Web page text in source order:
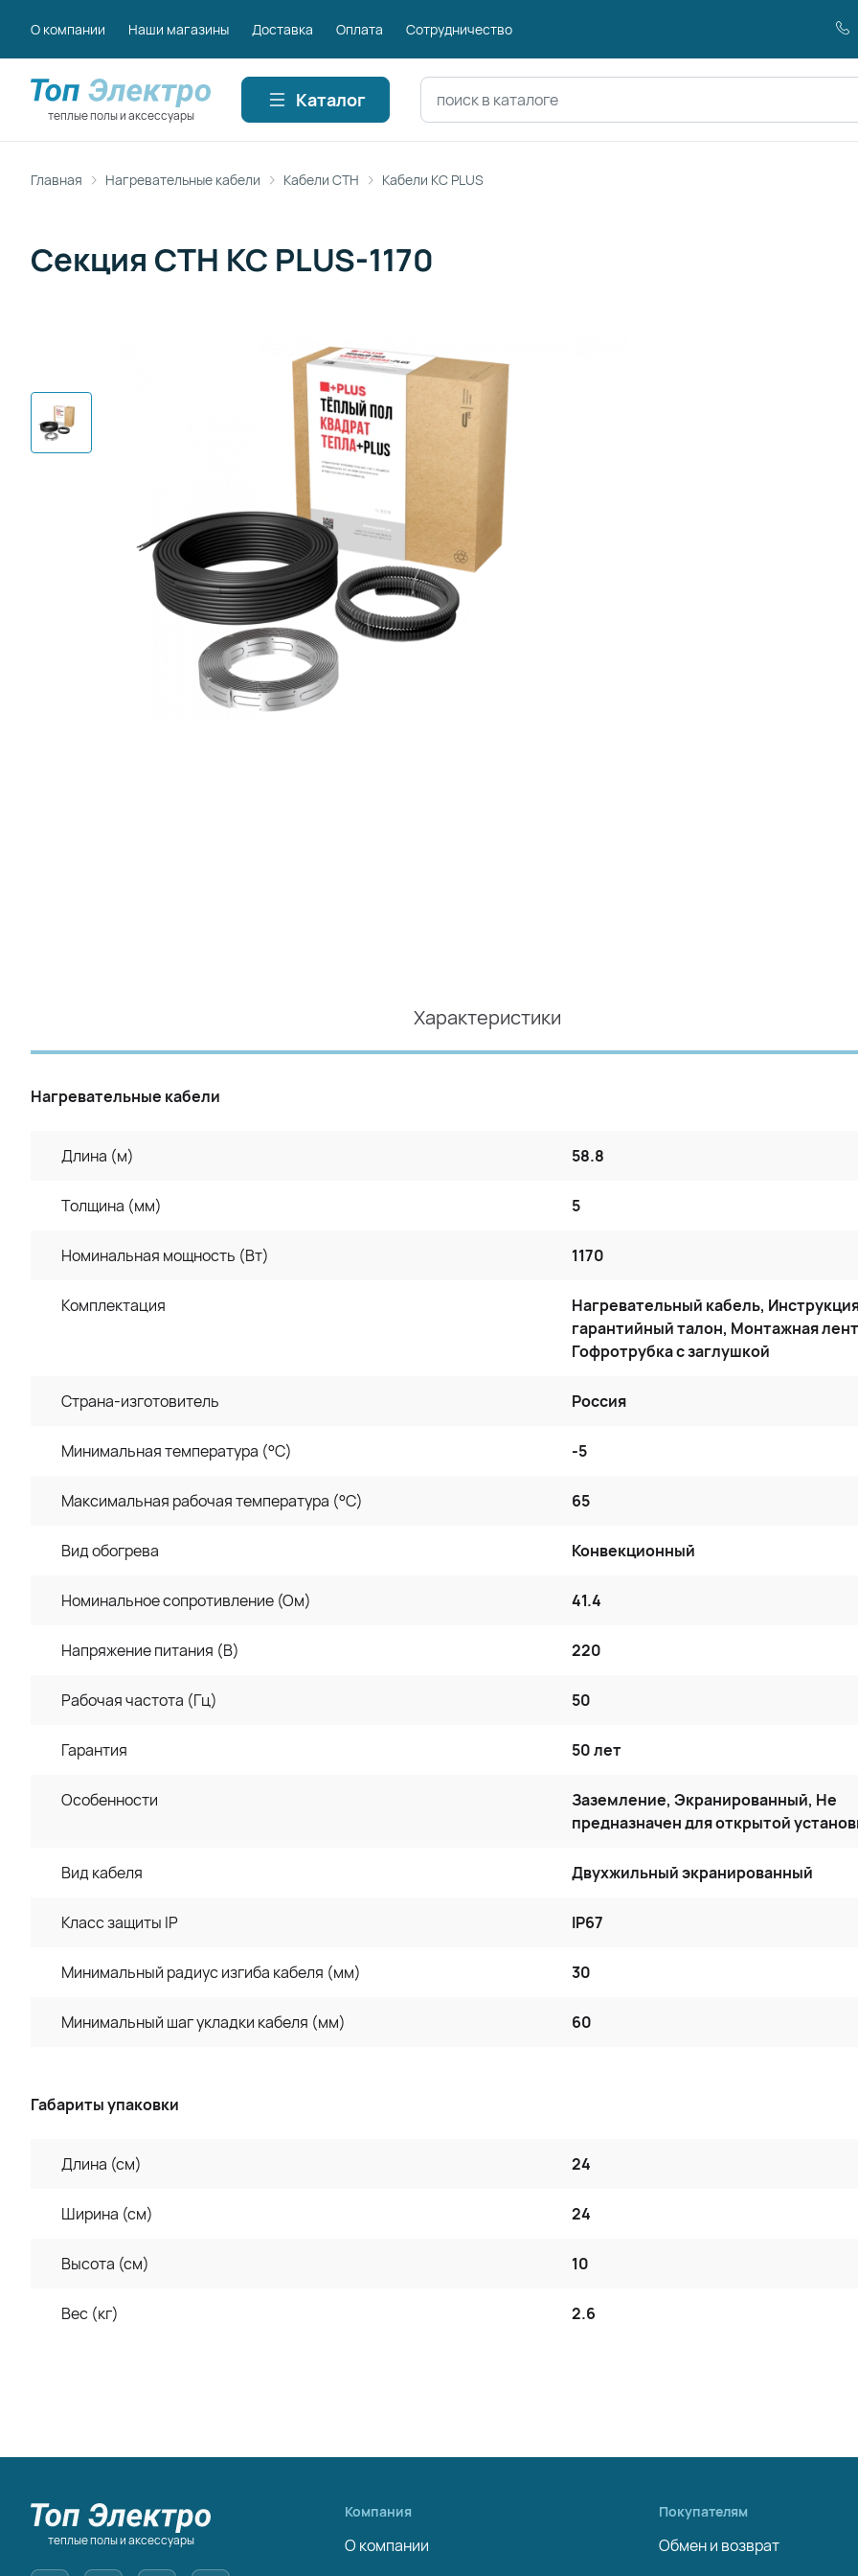
О компании Наши магазины Доставка Оплата Сотрудничество
теплые полы и аксессуары
Каталог
Поиск по каталогу
Главная Нагревательные кабели Кабели СТН Кабели КС PLUS
Секция СТН КС PLUS-1170
Характеристики
Нагревательные кабели
Длина (м) 58.8
Толщина (мм) 5
Номинальная мощность (Вт) 1170
Комплектация
Нагревательный кабель,
гарантийный талон, Монтажная
Гофротрубка с заглушкой
Страна-изготовитель Россия
Минимальная температура (°C) -5
Максимальная рабочая температура (°C) 65
Вид обогрева Конвекционный
Номинальное сопротивление (Ом) 41.4
Напряжение питания (В) 220
Рабочая частота (Гц) 50
Гарантия 50 лет
Особенности
Заземление, Экранированный, Не
предназначен для открытой
Вид кабеля Двухжильный экранированный
Класс защиты IP IP67
Минимальный радиус изгиба кабеля (мм) 30
Минимальный шаг укладки кабеля (мм) 60
Габариты упаковки
Длина (см) 24
Ширина (см) 24
Высота (см) 10
Вес (кг) 2.6
теплые полы и аксессуары
Компания
О компании
Покупателям
Обмен и возврат